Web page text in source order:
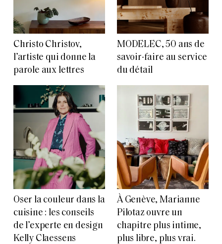
Christo Christov,
l’artiste qui donne la
parole aux lettres
MODELEC, 50 ans de
savoir-faire au service
du détail
Oser la couleur dans la
cuisine : les conseils
de l’experte en design
Kelly Claessens
À Genève, Marianne
Pilotaz ouvre un
chapitre plus intime,
plus libre, plus vrai.